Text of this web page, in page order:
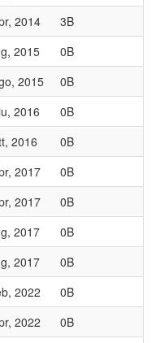
2014
3B
2015
0B
2015
0B
2016
0B
2016
0B
2017
0B
2017
0B
2017
0B
2017
0B
2022
0B
2022
0B